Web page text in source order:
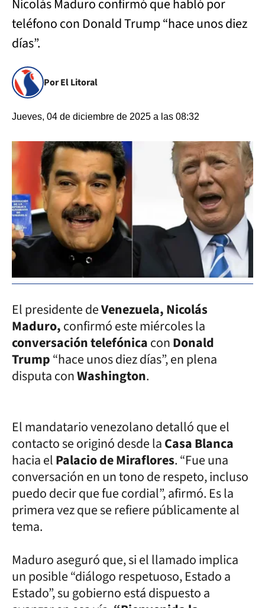
Nicolás Maduro confirmó que habló por
teléfono con Donald Trump “hace unos diez
días”.
Por El Litoral
Jueves, 04 de diciembre de 2025 a las 08:32
El presidente deVenezuela, Nicolás
Maduro,confirmó este miércoles la
conversación telefónicaconDonald
Trump“hace unos diez días”, en plena
disputa conWashington.
El mandatario venezolano detalló que el
contacto se originó desde laCasa Blanca
hacia elPalacio de Miraflores. “Fue una
conversación en un tono de respeto, incluso
puedo decir que fue cordial”, afirmó. Es la
primera vez que se refiere públicamente al
tema.
Maduro aseguró que, si el llamado implica
un posible “diálogo respetuoso, Estado a
Estado”, su gobierno está dispuesto a